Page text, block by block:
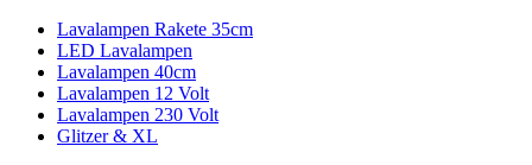
Lavalampen Rakete 35cm
LED Lavalampen
Lavalampen 40cm
Lavalampen 12 Volt
Lavalampen 230 Volt
Glitzer & XL